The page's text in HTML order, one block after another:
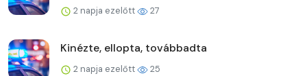
2 napja ezelőtt 27
Kinézte, ellopta, továbbadta
2 napja ezelőtt 25